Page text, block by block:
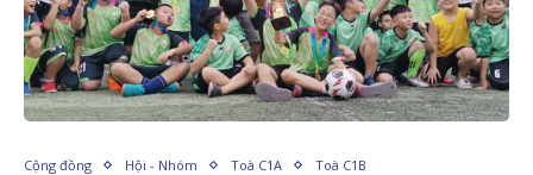
Cộng đồng Hội - Nhóm Toà C1A Toà C1B